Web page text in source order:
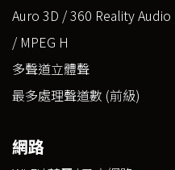
Auro 3D / 360 Reality Audio
/ MPEG H
多聲道立體聲
最多處理聲道數 (前級)
網路